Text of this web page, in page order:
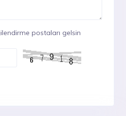
postaları gelsin